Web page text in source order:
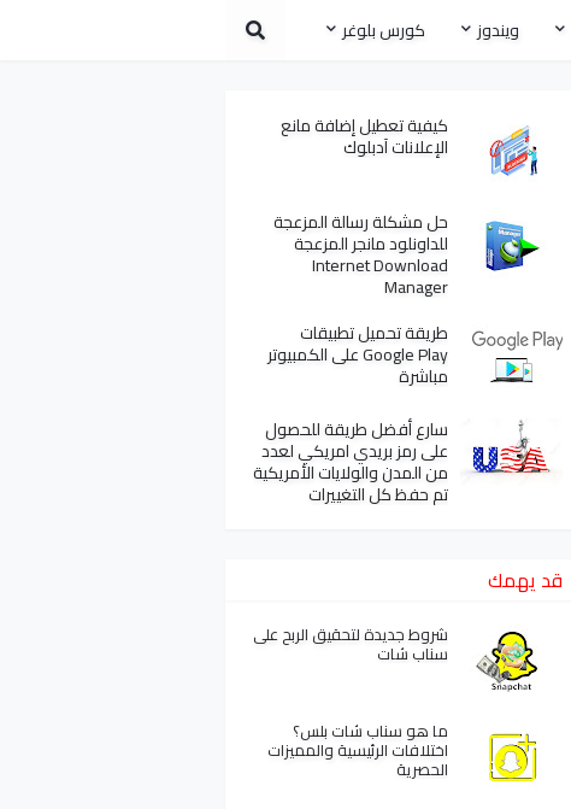
ويندوز كورس بلوغر
كيفية تعطيل إضافة مانع
الإعلانات آدبلوك
حل مشكلة رسالة المزعجة
للداونلود مانجر المزعجة
Internet Download
Manager
طريقة تحميل تطبيقات
Google Play على الكمبيوتر
مباشرة
سارع أفضل طريقة للحصول
على رمز بريدي امريكي لعدد
من المدن والولايات الأمريكية
تم حفظ كل التغييرات
قد يهمك
شروط جديدة لتحقيق الربح على
سناب شات
ما هو سناب شات بلس؟
اختلافات الرئيسية والمميزات
الحصرية